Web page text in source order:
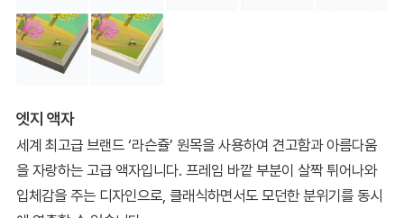
엣지 액자
세계 최고급 브랜드 ‘라슨쥴’ 원목을 사용하여 견고함과 아름다움
을 자랑하는 고급 액자입니다. 프레임 바깥 부분이 살짝 튀어나와
입체감을 주는 디자인으로, 클래식하면서도 모던한 분위기를 동시